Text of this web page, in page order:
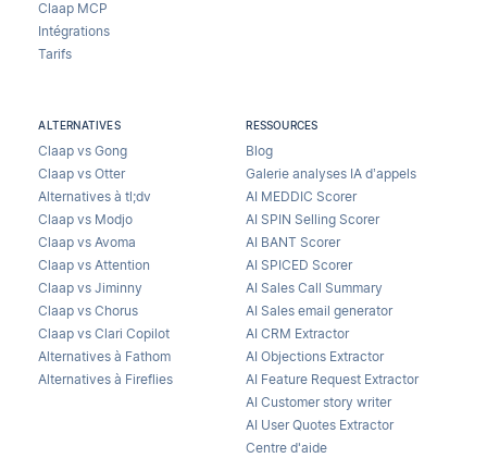
Claap MCP
Intégrations
Tarifs
ALTERNATIVES
Claap vs Gong
Claap vs Otter
Alternatives à tl;dv
Claap vs Modjo
Claap vs Avoma
Claap vs Attention
Claap vs Jiminny
Claap vs Chorus
Claap vs Clari Copilot
Alternatives à Fathom
Alternatives à Fireflies
RESSOURCES
Blog
Galerie analyses IA d’appels
AI MEDDIC Scorer
AI SPIN Selling Scorer
AI BANT Scorer
AI SPICED Scorer
AI Sales Call Summary
AI Sales email generator
AI CRM Extractor
AI Objections Extractor
AI Feature Request Extractor
AI Customer story writer
AI User Quotes Extractor
Centre d'aide